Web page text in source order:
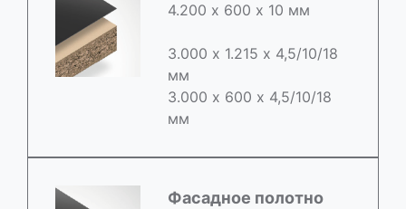
4.200 х 600 х 10 мм
3.000 х 1.215 х 4,5/10/18
мм
3.000 х 600 х 4,5/10/18
мм
Фасадное полотно